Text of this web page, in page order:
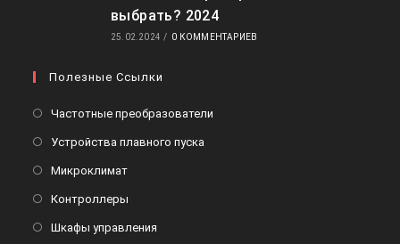
выбрать? 2024
25.02.2024 / 0 КОММЕНТАРИЕВ
Полезные Ссылки
Частотные преобразователи
Устройства плавного пуска
МикроклиматОткроется
вкладке
Контроллеры
Шкафы управления